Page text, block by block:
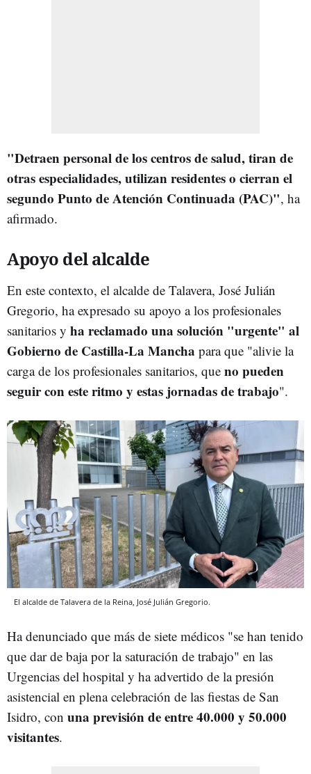
"Detraen personal de los centros de salud, tiran de
otras especialidades, utilizan residentes o cierran el
segundo Punto de Atención Continuada (PAC)", ha
afirmado.
Apoyo del alcalde
En este contexto, el alcalde de Talavera, José Julián
Gregorio, ha expresado su apoyo a los profesionales
sanitarios y ha reclamado una solución "urgente" al
Gobierno de Castilla-La Mancha para que "alivie la
carga de los profesionales sanitarios, que no pueden
seguir con este ritmo y estas jornadas de trabajo".
El alcalde de Talavera de la Reina, José Julián Gregorio.
Ha denunciado que más de siete médicos "se han tenido
que dar de baja por la saturación de trabajo" en las
Urgencias del hospital y ha advertido de la presión
asistencial en plena celebración de las fiestas de San
Isidro, con una previsión de entre 40.000 y 50.000
visitantes.